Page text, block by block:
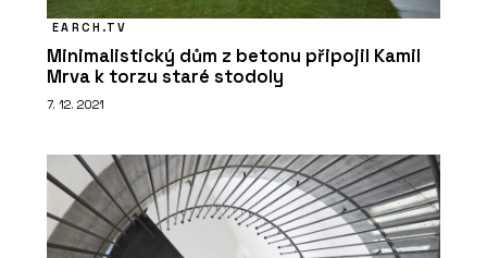
EARCH.TV
Minimalistický dům z betonu připojil Kamil
Mrva k torzu staré stodoly
7. 12. 2021